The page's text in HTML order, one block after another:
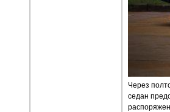
Через
седан